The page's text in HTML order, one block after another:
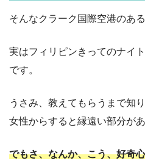
そんなクラーク国際空港のあ
実はフィリピンきってのナイ
です。
うさみ、教えてもらうまで知
女性からすると縁遠い部分があ
でもさ、なんか、こう、好奇